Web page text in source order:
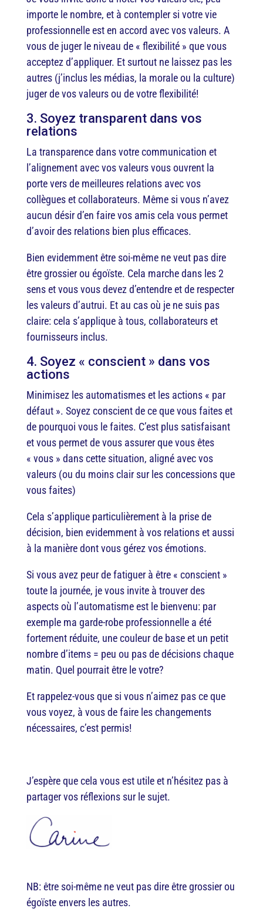
importe le nombre, et à contempler si votre vie
professionnelle est en accord avec vos valeurs. A
vous de juger le niveau de « flexibilité » que vous
acceptez d’appliquer. Et surtout ne laissez pas les
autres (j’inclus les médias, la morale ou la culture)
juger de vos valeurs ou de votre flexibilité!
3. Soyez transparent dans vos
relations
La transparence dans votre communication et
l’alignement avec vos valeurs vous ouvrent la
porte vers de meilleures relations avec vos
collègues et collaborateurs. Même si vous n’avez
aucun désir d’en faire vos amis cela vous permet
d’avoir des relations bien plus efficaces.
Bien evidemment être soi-même ne veut pas dire
être grossier ou égoïste. Cela marche dans les 2
sens et vous vous devez d’entendre et de respecter
les valeurs d’autrui. Et au cas où je ne suis pas
claire: cela s’applique à tous, collaborateurs et
fournisseurs inclus.
4. Soyez « conscient » dans vos
actions
Minimisez les automatismes et les actions « par
défaut ». Soyez conscient de ce que vous faites et
de pourquoi vous le faites. C’est plus satisfaisant
et vous permet de vous assurer que vous êtes
« vous » dans cette situation, aligné avec vos
valeurs (ou du moins clair sur les concessions que
vous faites)
Cela s’applique particulièrement à la prise de
décision, bien evidemment à vos relations et aussi
à la manière dont vous gérez vos émotions.
Si vous avez peur de fatiguer à être « conscient »
toute la journée, je vous invite à trouver des
aspects où l’automatisme est le bienvenu: par
exemple ma garde-robe professionnelle a été
fortement réduite, une couleur de base et un petit
nombre d’items = peu ou pas de décisions chaque
matin. Quel pourrait être le votre?
Et rappelez-vous que si vous n’aimez pas ce que
vous voyez, à vous de faire les changements
nécessaires, c’est permis!
J’espère que cela vous est utile et n’hésitez pas à
partager vos réflexions sur le sujet.
NB: être soi-même ne veut pas dire être grossier ou
égoïste envers les autres.